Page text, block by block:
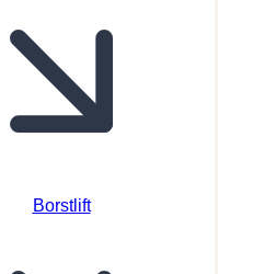
Borstlift